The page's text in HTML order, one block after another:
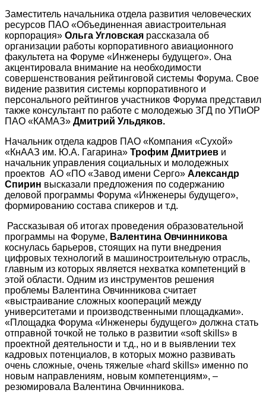
Заместитель начальника отдела развития человеческих
ресурсов ПАО «Объединенная авиастроительная
корпорация» Ольга Угловская рассказала об
организации работы корпоративного авиационного
факультета на Форуме «Инженеры будущего». Она
акцентировала внимание на необходимости
совершенствования рейтинговой системы Форума. Свое
видение развития системы корпоративного и
персонального рейтингов участников Форума представил
также консультант по работе с молодежью ЗГД по УПиОР
ПАО «КАМАЗ» Дмитрий Ульдяков.
Начальник отдела кадров ПАО «Компания «Сухой»
«КнААЗ им. Ю.А. Гагарина» Трофим Дмитриев и
начальник управления социальных и молодежных
проектов АО «ПО «Завод имени Серго» Александр
Спирин высказали предложения по содержанию
деловой программы Форума «Инженеры будущего»,
формированию состава спикеров и т.д.
Рассказывая об итогах проведения образовательной
программы на Форуме, Валентина Овчинникова
коснулась барьеров, стоящих на пути внедрения
цифровых технологий в машиностроительную отрасль,
главным из которых является нехватка компетенций в
этой области. Одним из инструментов решения
проблемы Валентина Овчинникова считает
«выстраивание сложных коопераций между
университетами и производственными площадками».
«Площадка Форума «Инженеры будущего» должна стать
отправной точкой не только в развитии «soft skills» в
проектной деятельности и т.д., но и в выявлении тех
кадровых потенциалов, в которых можно развивать
очень сложные, очень тяжелые «hard skills» именно по
новым направлениям, новым компетенциям», –
резюмировала Валентина Овчинникова.